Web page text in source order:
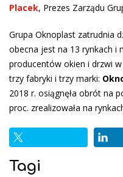
Placek, Prezes Zarządu
Grupa Oknoplast zatrudnia
obecna jest na 13 rynkach i
producentów okien i drzwi
trzy fabryki i trzy marki:
2018 r. osiągnęła obrót na
proc. zrealizowała na
Tagi